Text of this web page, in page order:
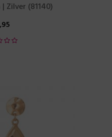
Zilver (81140)